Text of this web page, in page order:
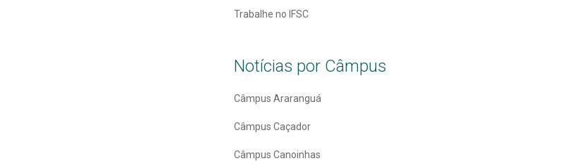
Trabalhe no IFSC
Notícias por Câmpus
Câmpus Araranguá
Câmpus Caçador
Câmpus Canoinhas